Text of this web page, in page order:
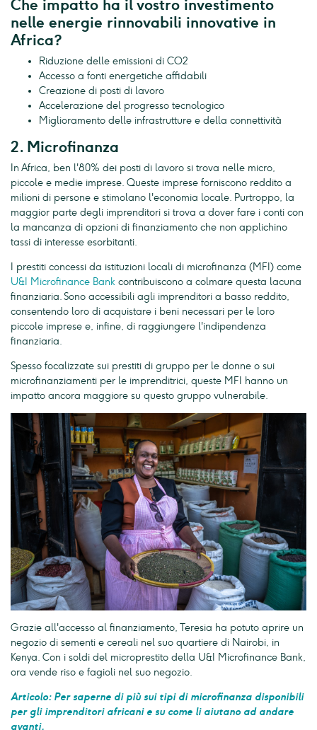
Che impatto ha il vostro investimento
nelle energie rinnovabili innovative in
Africa?
Riduzione delle emissioni di CO2
Accesso a fonti energetiche affidabili
Creazione di posti di lavoro
Accelerazione del progresso tecnologico
Miglioramento delle infrastrutture e della connettività
2. Microfinanza
In Africa, ben l'80% dei posti di lavoro si trova nelle micro,
piccole e medie imprese. Queste imprese forniscono reddito a
milioni di persone e stimolano l'economia locale. Purtroppo, la
maggior parte degli imprenditori si trova a dover fare i conti con
la mancanza di opzioni di finanziamento che non applichino
tassi di interesse esorbitanti.
I prestiti concessi da istituzioni locali di microfinanza (MFI) come
U&I Microfinance Bank contribuiscono a colmare questa lacuna
finanziaria. Sono accessibili agli imprenditori a basso reddito,
consentendo loro di acquistare i beni necessari per le loro
piccole imprese e, infine, di raggiungere l'indipendenza
finanziaria.
Spesso focalizzate sui prestiti di gruppo per le donne o sui
microfinanziamenti per le imprenditrici, queste MFI hanno un
impatto ancora maggiore su questo gruppo vulnerabile.
Grazie all'accesso al finanziamento, Teresia ha potuto aprire un
negozio di sementi e cereali nel suo quartiere di Nairobi, in
Kenya. Con i soldi del microprestito della U&I Microfinance Bank,
ora vende riso e fagioli nel suo negozio.
Articolo: Per saperne di più sui tipi di microfinanza disponibili
per gli imprenditori africani e su come li aiutano ad andare
avanti.